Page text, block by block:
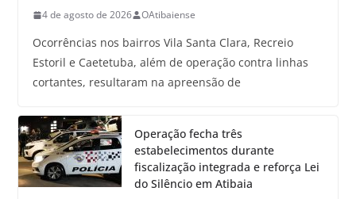
4 de agosto de 2026 OAtibaiense
Ocorrências nos bairros Vila Santa Clara, Recreio
Estoril e Caetetuba, além de operação contra linhas
cortantes, resultaram na apreensão de
Operação fecha três
estabelecimentos durante
fiscalização integrada e reforça Lei
do Silêncio em Atibaia